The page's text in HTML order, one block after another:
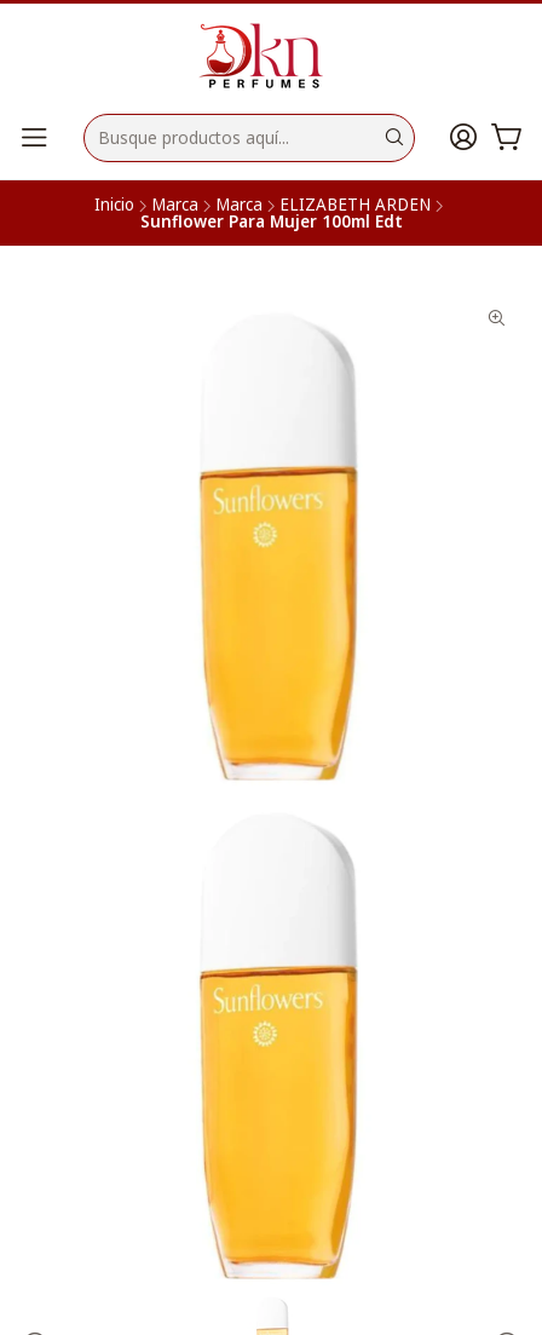
Inicio Marca Marca ELIZABETH ARDEN
Sunflower Para Mujer 100ml Edt